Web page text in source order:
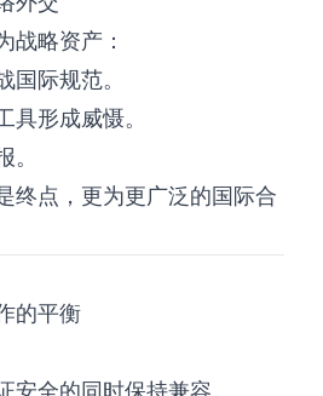
战略资产：
国际规范。
具形成威慑。
终点，更为更广泛的国际合
的平衡
安全的同时保持兼容。